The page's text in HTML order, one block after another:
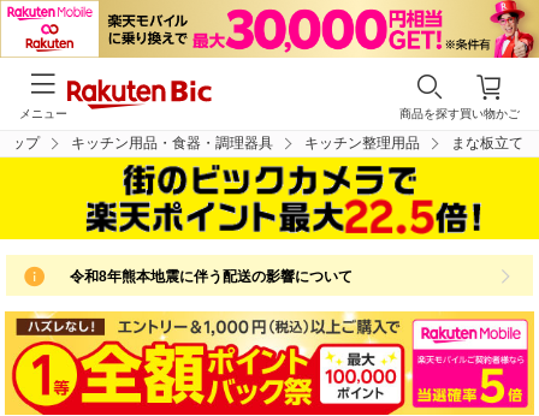
買い物かご
商品を探す
メニュー
ップ キッチン用品・食器・調理器具 キッチン整理用品 まな板立て
令和8年熊本地震に伴う配送の影響について